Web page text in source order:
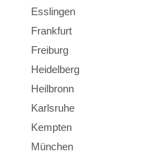
Esslingen
Frankfurt
Freiburg
Heidelberg
Heilbronn
Karlsruhe
Kempten
München